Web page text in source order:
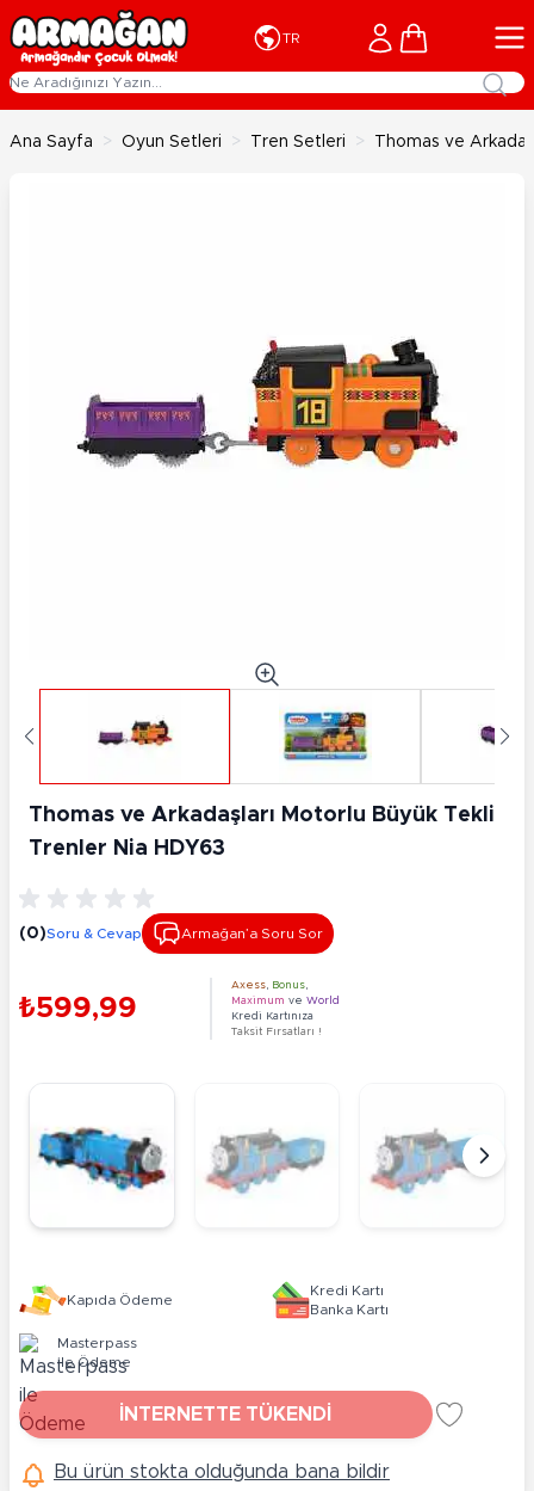
İçeriğe geç
TR Cart
Ana Sayfa > Oyun Setleri > Tren Setleri > Thomas ve
Thomas ve Arkadaşları Motorlu Büyük Tekli
Trenler Nia HDY63
(0)Soru & Cevap Armağan’a Soru Sor
₺599,99
Axess Bonus
Maximum ve World
Kredi Kartınıza
Taksit Fırsatları !
Kapıda Ödeme
Kredi Kartı
Banka Kartı
Masterpass
ile Ödeme
İNTERNETTE TÜKENDİ
Bu ürün stokta olduğunda bana bildir